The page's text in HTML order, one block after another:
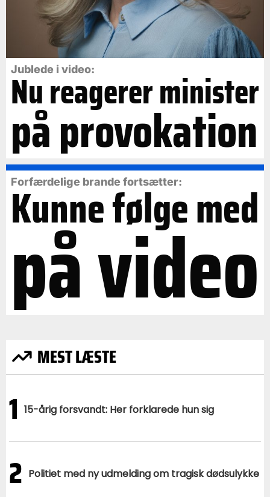
Jublede i video:
Nu reagerer minister
på provokation
Forfærdelige brande fortsætter:
Kunne følge med
på video
MEST LÆSTE
1 15-årig forsvandt: Her forklarede hun sig
2 Politiet med ny udmelding om tragisk dødsulykke